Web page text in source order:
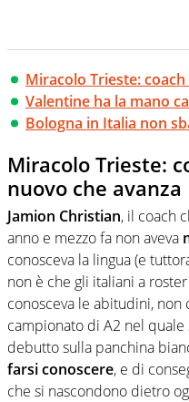
Miracolo Trieste:
Valentine ha la mano
Bologna in Italia non
Miracolo Trieste:
nuovo che avanza
Jamion Christian, il coach
anno e mezzo fa non aveva
conosceva la lingua (e
non è che gli italiani a
conosceva le abitudini, non
campionato di A2 nel quale
debutto sulla panchina
farsi conoscere, e di
che si nascondono dietro